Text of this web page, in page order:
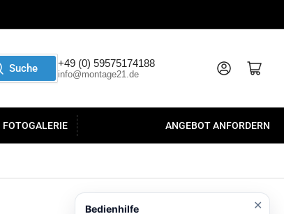
Suche +49 (0) 59575174188
info@montage21.de
AnmeldenMini-Warenkorb öffnen
FOTOGALERIE ANGEBOT ANFORDERN